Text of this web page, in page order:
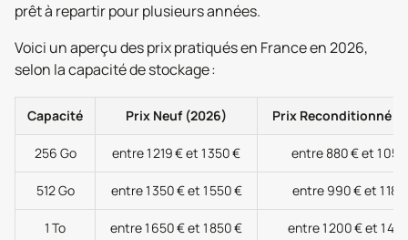
prêt à repartir pour plusieurs années.
Voici un aperçu des prix pratiqués en France en 2026,
selon la capacité de stockage :
Capacité Prix Neuf (2026) Prix Reconditionné
256 Go entre 1 219 € et 1 350 € entre 880 € et 1
512 Go entre 1 350 € et 1 550 € entre 990 € et 1
1 To entre 1 650 € et 1 850 € entre 1 200 € et 1